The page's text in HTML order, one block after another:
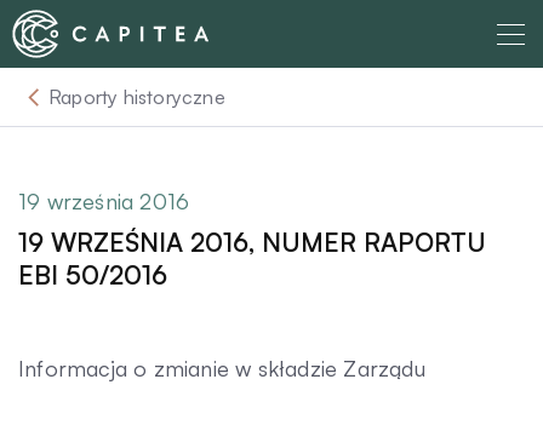
Skip
to
content
O nas
Dla Wierzyciela
Relacje Inwestorskie
Raporty historyczne
19 września 2016
19 WRZEŚNIA 2016, NUMER RAPORTU
EBI 50/2016
Informacja o zmianie w składzie Zarządu